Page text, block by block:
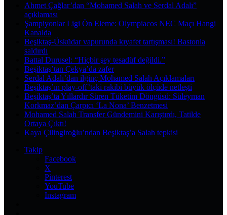
Ahmet Çağlar’dan “Mohamed Salah ve Serdal Adalı”
açıklaması
Şampiyonlar Ligi Ön Eleme: Olympiacos NEC Maçı Hangi
Kanalda
Beşiktaş-Üsküdar vapurunda kıyafet tartışması! Bastonla
saldırdı
Battal Durusel: “Hiçbir şey tesadüf değildi.”
Beşiktaş’tan Çekya’da zafer
Serdal Adalı’dan ilginç Mohamed Salah Açıklamaları
Beşiktaş’ın play-off’taki rakibi büyük ölçüde netleşti
Beşiktaş’ta Yıllardır Süren Tüketim Döngüsü: Süleyman
Korkmaz’dan Çarpıcı ‘La Nona’ Benzetmesi
Mohamed Salah Transfer Gündemini Karıştırdı, Tatilde
Ortaya Çıktı!
Kaya Çilingiroğlu’ndan Beşiktaş’a Salah tepkisi
Takip
Facebook
X
Pinterest
YouTube
Instagram